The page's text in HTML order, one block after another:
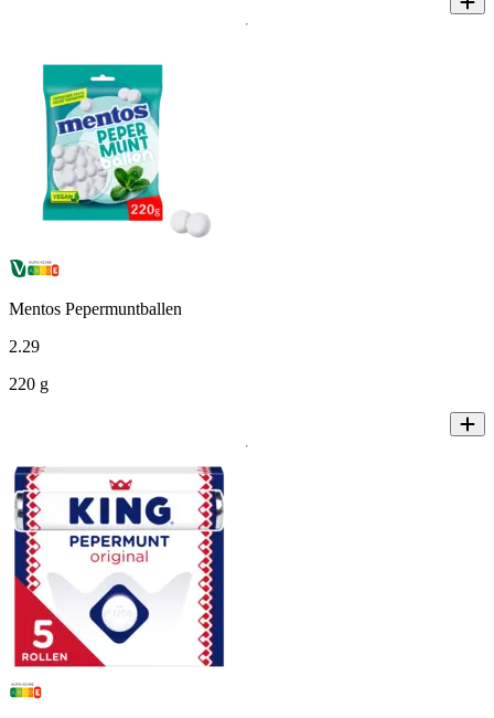
Mentos Pepermuntballen
2.29
220 g